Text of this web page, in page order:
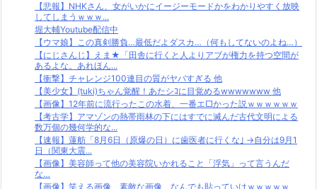
【悲報】NHKさん、女がいかにイージーモードかをわかりやすく放映
してしまうｗｗｗ...
堀大輔Youtube配信中
【ウマ娘】この真剣勝負…最低だよダスカ…（何もしてないのよね…）
【にじさんじ】えま★「田舎に行くと人よりアブが権力を持つ空間が
あるよな。あれほん...
【衝撃】チャレンジ100連目の質がヤバすぎる 他
【美少女】(tuki)ちゃん覚醒！あたシｺに目覚めるwwwwwww 他
【画像】12年前に流行ったこの水着、一番エ□かった説ｗｗｗｗｗｗ
【考古学】アマゾンの熱帯雨林の下にはすでに滅んだ古代文明による
数万個の幾何学的な...
【速報】蓮舫「8月6日（原爆の日）に歯医者に行くな｣ →自分は9月1
日（関東大震...
【画像】美容師って他の美容院いかれること「浮気」って言うんだ
な…
【画像】笑える画像、素敵な画像、なんでも貼っていけｗｗｗｗｗ